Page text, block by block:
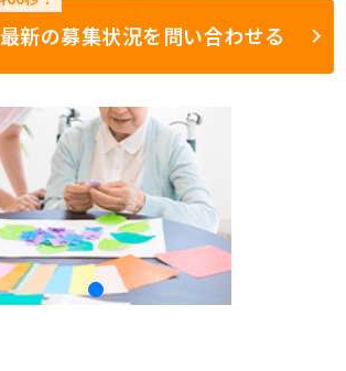
最新の募集状況を問い合わせる